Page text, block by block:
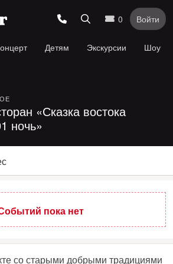
0 Войти
Детям Экскурсии Шоу
«Сказка востока
ночь»
пока нет
со старыми добрыми традициями